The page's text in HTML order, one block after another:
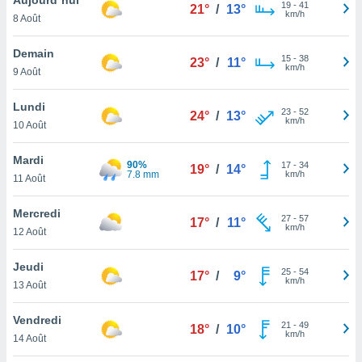
et
»,
au
vous
qu'ils
ou
le
ainsi
un
la
du
8 Août
21° / 13° 19- 41
km/h
Demain
9 Août
23° / 11° 15- 38
km/h
Lundi
10 Août
24° / 13° 23- 52
km/h
Mardi
11 Août
90%
7.8 mm
19° / 14° 17- 34
km/h
Mercredi
12 Août
17° / 11° 27- 57
km/h
Jeudi
13 Août
17° / 9° 25- 54
km/h
Vendredi
14 Août
18° / 10° 21 - 49
km/h